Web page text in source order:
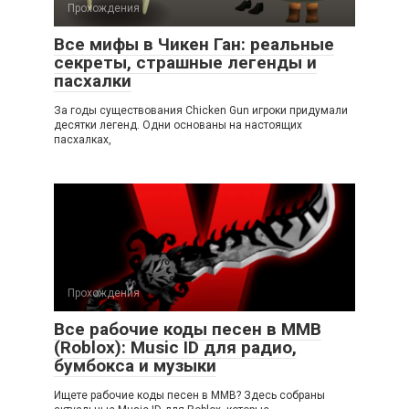
Прохождения
Все мифы в Чикен Ган: реальные
секреты, страшные легенды и
пасхалки
За годы существования Chicken Gun игроки придумали
десятки легенд. Одни основаны на настоящих
пасхалках,
Прохождения
Все рабочие коды песен в ММВ
(Roblox): Music ID для радио,
бумбокса и музыки
Ищете рабочие коды песен в ММВ? Здесь собраны